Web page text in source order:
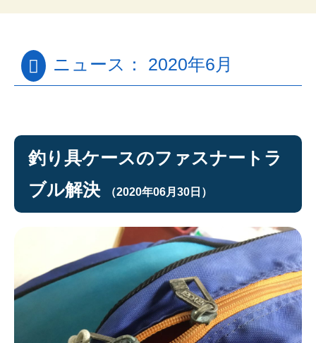
ニュース： 2020年6月
釣り具ケースのファスナートラ
ブル解決
（2020年06月30日）